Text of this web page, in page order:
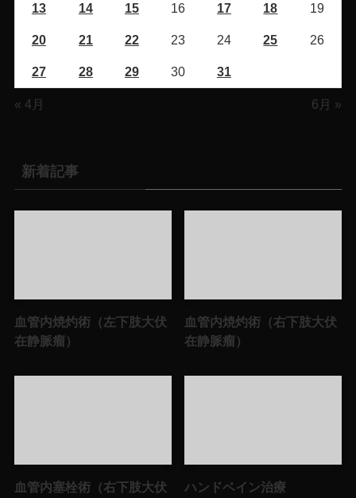
13 14 15 16 17 18 19
20 21 22 23 24 25 26
27 28 29 30 31
« 4月 6月 »
新着記事
血管内焼灼術（左下肢大伏
在静脈瘤）
血管内焼灼術（右下肢大伏
在静脈瘤）
血管内塞栓術（右下肢大伏 ハンドベイン治療